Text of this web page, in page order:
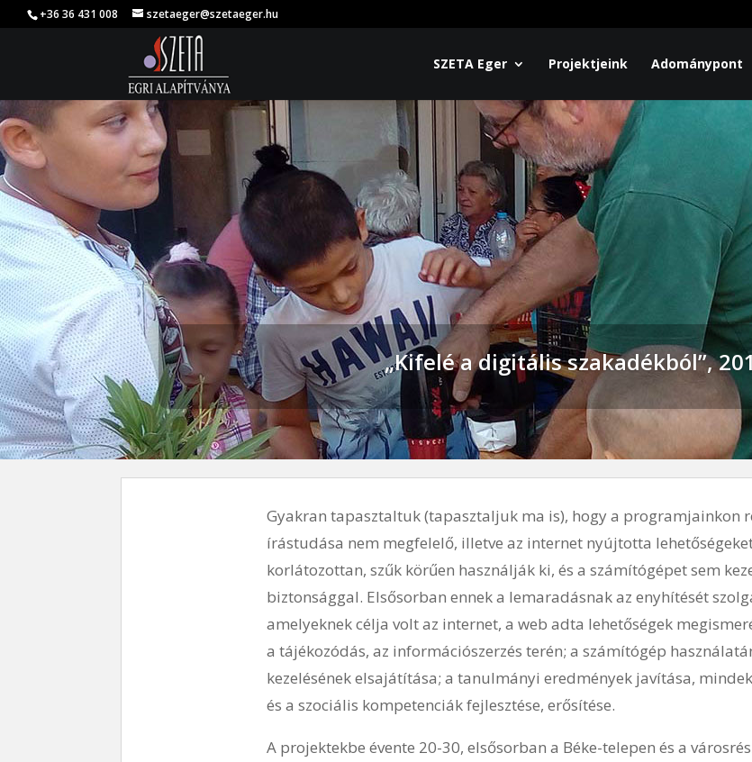
+36 36 431 008 szetaeger@szetaeger.hu
SZETA Eger Projektjeink Adománypont
„Kifelé a digitális szakadékból”,
Gyakran tapasztaltuk (tapasztaljuk ma is), hogy a programjainkon
írástudása nem megfelelő, illetve az internet nyújtotta
korlátozottan, szűk körűen használják ki, és a számítógépet sem
biztonsággal. Elsősorban ennek a lemaradásnak az enyhítését
amelyeknek célja volt az internet, a web adta lehetőségek
a tájékozódás, az információszerzés terén; a számítógép
kezelésének elsajátítása; a tanulmányi eredmények javítása,
és a szociális kompetenciák fejlesztése, erősítése.
A projektekbe évente 20-30, elsősorban a Béke-telepen és a